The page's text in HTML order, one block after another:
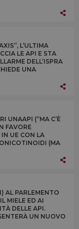
L’ULTIMA
LE API E STA
DELL’ISPRA
UNA
UNAAPI (“MA C’È
FAVORE
IN UE CON LA
(MA
AL PARLEMENTO
MIELE ED AI
DELLE API.
UN NUOVO